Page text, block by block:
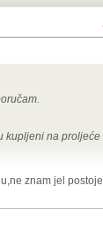
kupljeni na
100€.znam jel